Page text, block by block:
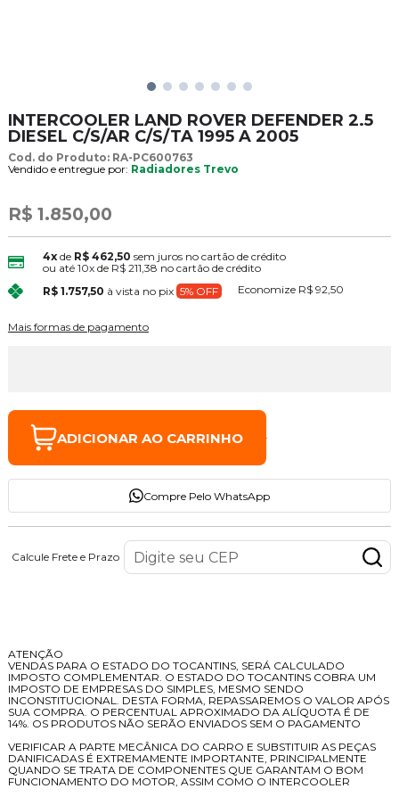
INTERCOOLER LAND ROVER DEFENDER 2.5
DIESEL C/S/AR C/S/TA 1995 A 2005
Cod. do Produto: RA-PC600763
Vendido e entregue por: Radiadores Trevo
R$ 1.850,00
4xde R$ 462,50 sem juros no cartão de crédito
ou até 10xde R$ 211,38 no cartão de crédito
R$ 1.757,50 à vista no pix 5% OFF Economize R$ 92,50
Mais formas de pagamento
ADICIONAR AO CARRINHO
Compre Pelo WhatsApp
Calcule Frete e Prazo
ATENÇÃO
VENDAS PARA O ESTADO DO TOCANTINS, SERÁ CALCULADO
IMPOSTO COMPLEMENTAR. O ESTADO DO TOCANTINS COBRA UM
IMPOSTO DE EMPRESAS DO SIMPLES, MESMO SENDO
INCONSTITUCIONAL. DESTA FORMA, REPASSAREMOS O VALOR APÓS
SUA COMPRA. O PERCENTUAL APROXIMADO DA ALÍQUOTA É DE
14%. OS PRODUTOS NÃO SERÃO ENVIADOS SEM O PAGAMENTO
VERIFICAR A PARTE MECÂNICA DO CARRO E SUBSTITUIR AS PEÇAS
DANIFICADAS É EXTREMAMENTE IMPORTANTE, PRINCIPALMENTE
QUANDO SE TRATA DE COMPONENTES QUE GARANTAM O BOM
FUNCIONAMENTO DO MOTOR, ASSIM COMO O INTERCOOLER